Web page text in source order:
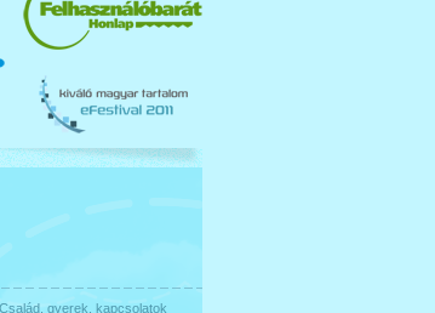
Család, gyerek, kapcsolatok